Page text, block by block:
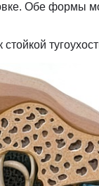
Обе формы